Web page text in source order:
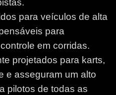
para veículos de alta
para
em corridas.
projetados para karts,
e asseguram um alto
pilotos de todas as